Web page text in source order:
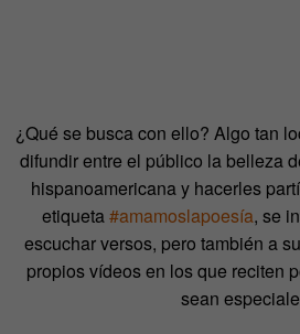
¿Qué se busca con ello? Algo tan
difundir entre el público la belleza
hispanoamericana y hacerles
etiqueta#amamoslapoesía, se
escuchar versos, pero también a
propios vídeos en los que reciten
sean